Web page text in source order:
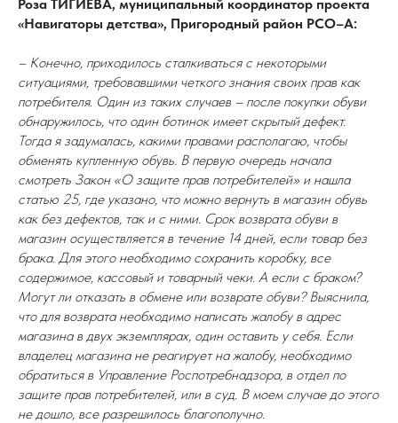
Роза ТИГИЕВА, муниципальный координатор проекта
«Навигаторы детства», Пригородный район РСО–А:
– Конечно, приходилось сталкиваться с некоторыми
ситуациями, требовавшими четкого знания своих прав как
потребителя. Один из таких случаев – после покупки обуви
обнаружилось, что один ботинок имеет скрытый дефект.
Тогда я задумалась, какими правами располагаю, чтобы
обменять купленную обувь. В первую очередь начала
смотреть Закон «О защите прав потребителей» и нашла
статью 25, где указано, что можно вернуть в магазин обувь
как без дефектов, так и с ними. Срок возврата обуви в
магазин осуществляется в течение 14 дней, если товар без
брака. Для этого необходимо сохранить коробку, все
содержимое, кассовый и товарный чеки. А если с браком?
Могут ли отказать в обмене или возврате обуви? Выяснила,
что для возврата необходимо написать жалобу в адрес
магазина в двух экземплярах, один оставить у себя. Если
владелец магазина не реагирует на жалобу, необходимо
обратиться в Управление Роспотребнадзора, в отдел по
защите прав потребителей, или в суд. В моем случае до этого
не дошло, все разрешилось благополучно.